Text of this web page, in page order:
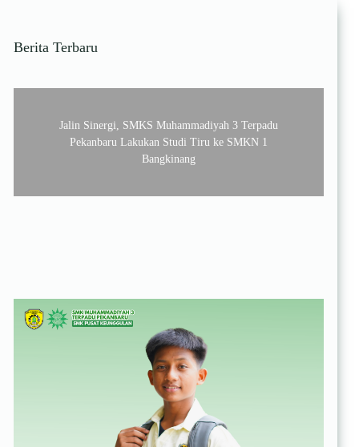
Berita Terbaru
Jalin Sinergi, SMKS Muhammadiyah 3 Terpadu
Pekanbaru Lakukan Studi Tiru ke SMKN 1
Bangkinang